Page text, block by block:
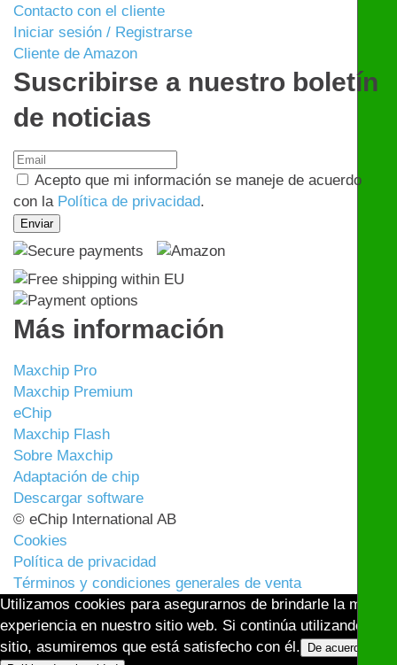
Contacto con el cliente
Iniciar sesión / Registrarse
Cliente de Amazon
Suscribirse a nuestro boletín
de noticias
Acepto que mi información se maneje de acuerdo
con la Política de privacidad.
Más información
Maxchip Pro
Maxchip Premium
eChip
Maxchip Flash
Sobre Maxchip
Adaptación de chip
Descargar software
© eChip International AB
Cookies
Política de privacidad
Términos y condiciones generales de venta
Utilizamos cookies para asegurarnos de brindarle la mejor
experiencia en nuestro sitio web. Si continúa utilizando este
sitio, asumiremos que está satisfecho con él.
De acuerdo